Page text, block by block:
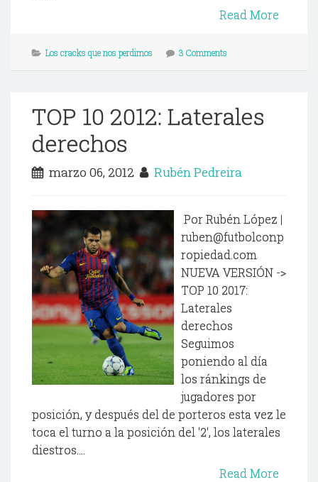
Read More
Los cracks que nos perdimos 3 Comments
TOP 10 2012: Laterales
derechos
marzo 06, 2012 Rubén Pedreira
Por Rubén López |
ruben@futbolconp
ropiedad.com
NUEVA VERSIÓN ->
TOP 10 2017:
Laterales
derechos
Seguimos
poniendo al día
los ránkings de
jugadores por
posición, y después del de porteros esta vez le
toca el turno a la posición del '2', los laterales
diestros....
Read More